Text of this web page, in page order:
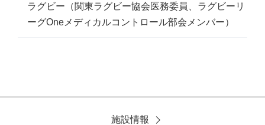
ラグビー（関東ラグビー協会医務委員、ラグビーリ
ーグOneメディカルコントロール部会メンバー）
施設情報